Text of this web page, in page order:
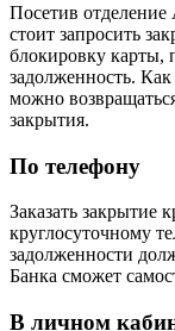
Посетив отделение
стоит запросить
блокировку карты,
задолженность. Как
можно
закрытия.
По телефону
Заказать закрытие
круглосуточному
задолженности
Банка сможет
В личном